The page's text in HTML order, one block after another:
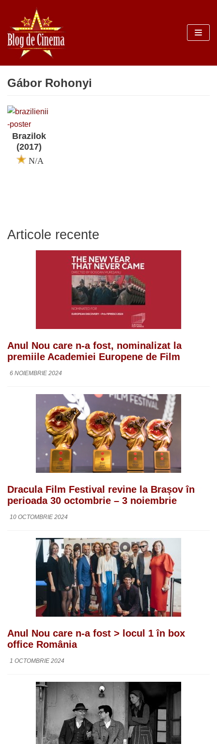
Sari
la
conținut
Gábor Rohonyi
Brazilok
(2017)
N/A
Articole recente
Anul Nou care n-a fost, nominalizat la
premiile Academiei Europene de Film
6 NOIEMBRIE 2024
Dracula Film Festival revine la Brașov în
perioada 30 octombrie – 3 noiembrie
10 OCTOMBRIE 2024
Anul Nou care n-a fost > locul 1 în box
office România
1 OCTOMBRIE 2024